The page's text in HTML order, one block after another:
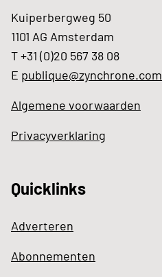
Kuiperbergweg 50
1101 AG Amsterdam
T +31 (0)20 567 38 08
E publique@zynchrone.com
Algemene voorwaarden
Privacyverklaring
Quicklinks
Adverteren
Abonnementen